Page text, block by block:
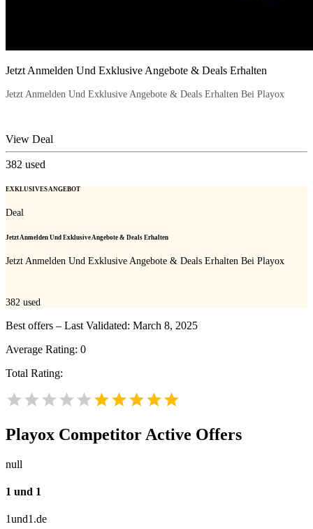
Jetzt Anmelden Und Exklusive Angebote & Deals Erhalten
Jetzt Anmelden Und Exklusive Angebote & Deals Erhalten Bei Playox
View Deal
382 used
EXKLUSIVES ANGEBOT
Deal
Jetzt Anmelden Und Exklusive Angebote & Deals Erhalten
Jetzt Anmelden Und Exklusive Angebote & Deals Erhalten Bei Playox
382 used
Best offers – Last Validated: March 8, 2025
Average Rating: 0
Total Rating:
Playox Competitor Active Offers
null
1 und 1
1und1.de